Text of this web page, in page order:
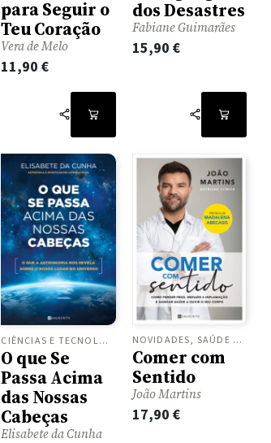
para Seguir o
Teu Coração
Vera de Melo
11,90€
dos Desastres
Fabiane Guimarães
15,90 €
CIÊNCIAS E TECNOLOGIA, NOVIDADES
O que Se
Passa Acima
das Nossas
Cabeças
Elisabete da Cunha
NOVIDADES, SAÚDE E BEM ESTAR
Comer com
Sentido
João Martins
17,90 €